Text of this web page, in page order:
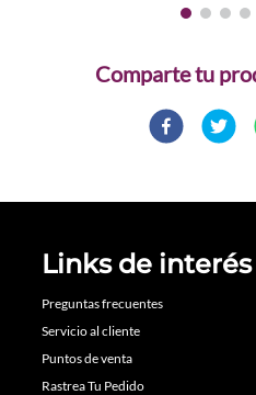
Comparte
Links de interés
Preguntas frecuentes
Servicio al cliente
Puntos de venta
Rastrea Tu Pedido